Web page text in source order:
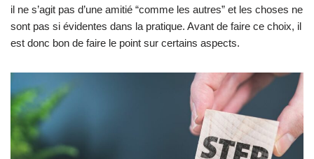
il ne s’agit pas d’une amitié “comme les autres” et les choses ne
sont pas si évidentes dans la pratique. Avant de faire ce choix, il
est donc bon de faire le point sur certains aspects.